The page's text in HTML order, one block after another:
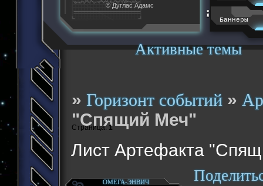
Активные темы
© Дуглас Адамс
Баннеры
»Горизонт событий »
"Спящий Меч"
Лист Артефакта
Страница: 1
ОМЕГА-ЭНВИЧ